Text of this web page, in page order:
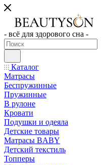
- всё для здорового сна -
Каталог
Матрасы
Беспружинные
Пружинные
В рулоне
Кровати
Подушки и одеяла
Детские товары
Матрасы BABY
Детский текстиль
Топперы